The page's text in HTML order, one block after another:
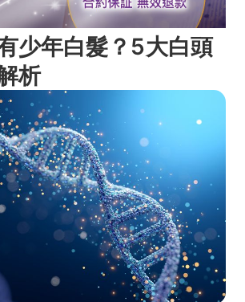
少年白髮？5大白頭
析